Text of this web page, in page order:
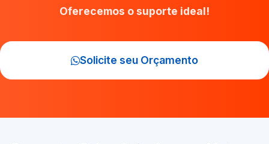
Oferecemos o suporte ideal!
Solicite seu Orçamento